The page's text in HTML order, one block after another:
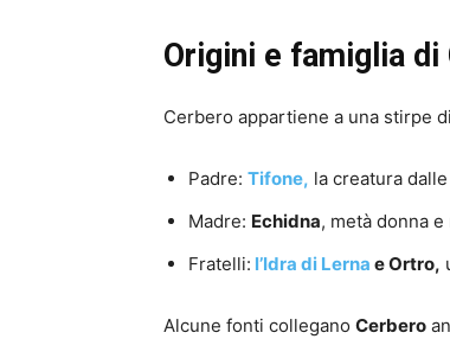
Origini e famiglia di
Cerbero appartiene a una stirpe
Padre: Tifone, la creatura
Madre: Echidna, metà donna
Fratelli: l’Idra di Lerna e Ortro,
Alcune fonti collegano Cerbero